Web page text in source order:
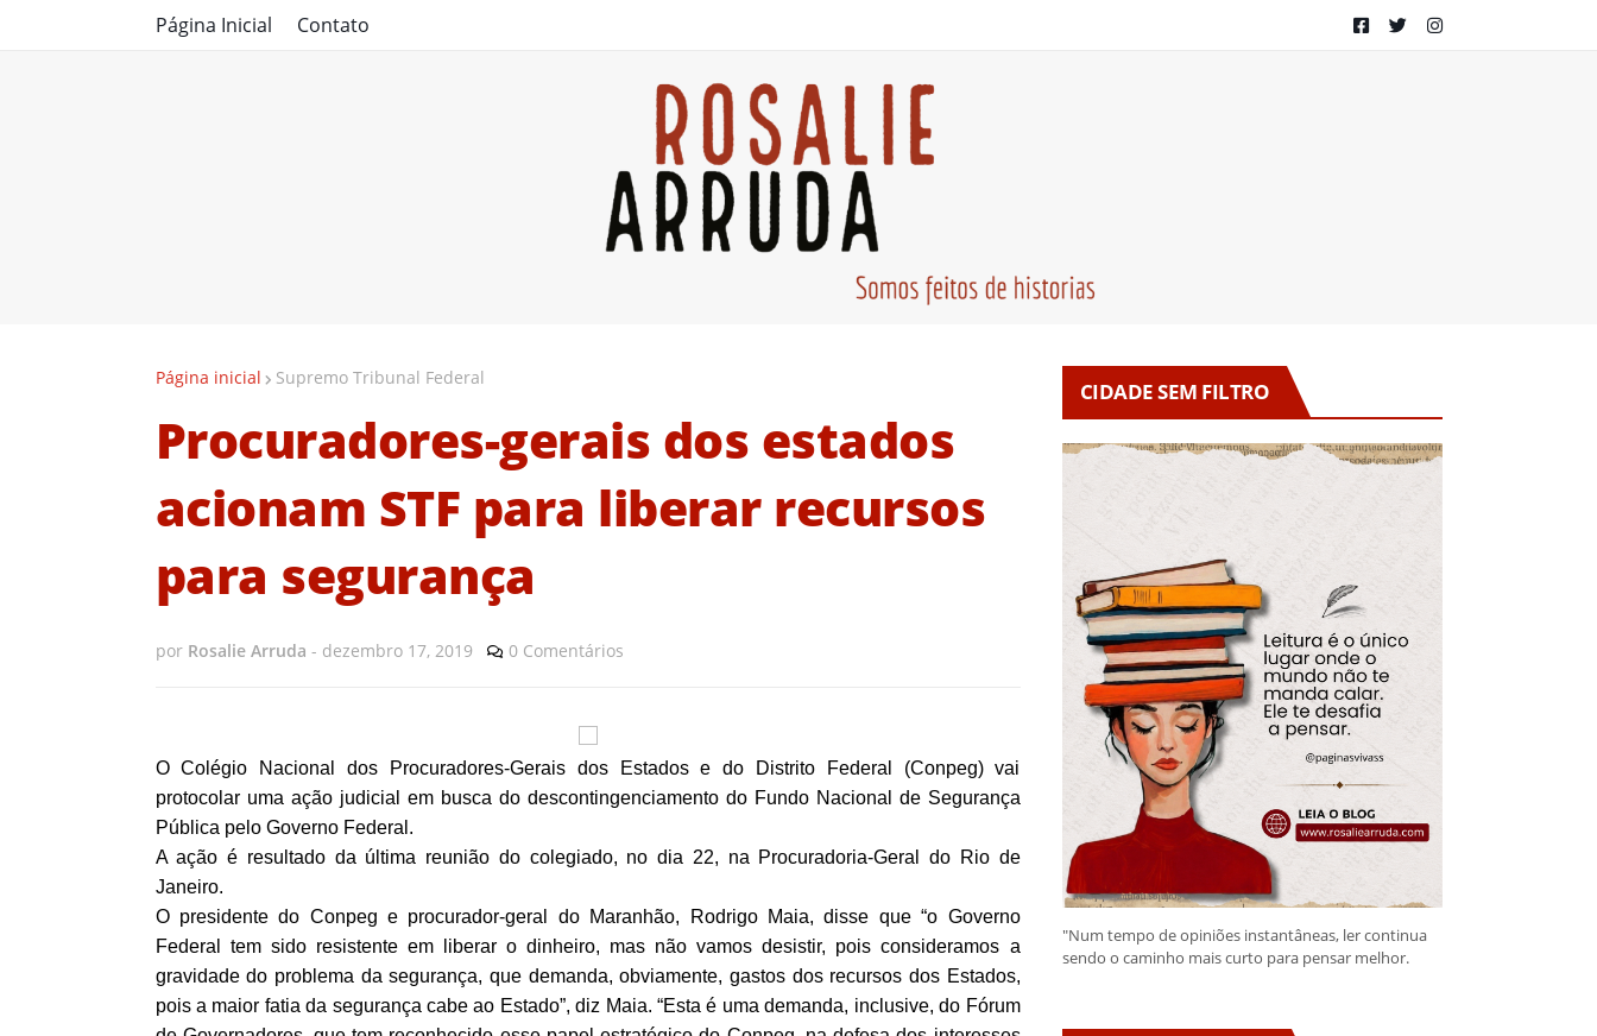
Página Inicial Contato
Página inicial Supremo Tribunal Federal
Procuradores-gerais dos estados
acionam STF para liberar recursos
para segurança
por Rosalie Arruda - dezembro 17, 2019 0 Comentários
O Colégio Nacional dos Procuradores-Gerais dos Estados e do Distrito Federal (Conpeg) vai
protocolar uma ação judicial em busca do descontingenciamento do Fundo Nacional de Segurança
Pública pelo Governo Federal.
A ação é resultado da última reunião do colegiado, no dia 22, na Procuradoria-Geral do Rio de
Janeiro.
O presidente do Conpeg e procurador-geral do Maranhão, Rodrigo Maia, disse que “o Governo
Federal tem sido resistente em liberar o dinheiro, mas não vamos desistir, pois consideramos a
gravidade do problema da segurança, que demanda, obviamente, gastos dos recursos dos Estados,
pois a maior fatia da segurança cabe ao Estado”, diz Maia. “Esta é uma demanda, inclusive, do Fórum
CIDADE SEM FILTRO
"Num tempo de opiniões instantâneas, ler continua
sendo o caminho mais curto para pensar melhor.